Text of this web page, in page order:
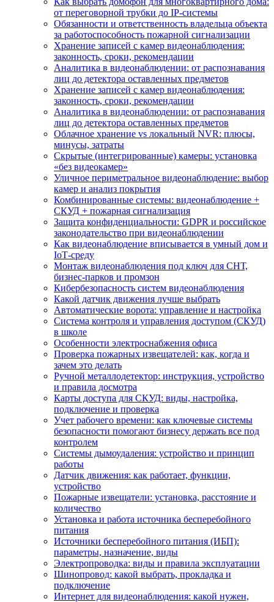
от переговорной трубки до IP-системы
Обязанности и ответственность владельца объекта
за работоспособность пожарной сигнализации
Хранение записей с камер видеонаблюдения:
законность, сроки, рекомендации
Аналитика в видеонаблюдении: от распознавания
лиц до детектора оставленных предметов
Хранение записей с камер видеонаблюдения:
законность, сроки, рекомендации
Аналитика в видеонаблюдении: от распознавания
лиц до детектора оставленных предметов
Облачное хранение vs локальный NVR: плюсы,
минусы, затраты
Скрытые (интегрированные) камеры: установка
«без видеокамер»
Уличное периметральное видеонаблюдение: выбор
камер и анализ покрытия
Комбинированные системы: видеонаблюдение +
СКУД + пожарная сигнализация
Защита конфиденциальности: GDPR и российское
законодательство при видеонаблюдении
Как видеонаблюдение вписывается в умный дом и
IoT‑среду
Монтаж видеонаблюдения под ключ для СНТ,
бизнес‑парков и промзон
Кибербезопасность систем видеонаблюдения
Какой датчик движения лучше выбрать
Автоматические ворота: управление и настройка
Система контроля и управления доступом (СКУД)
в школе
Особенности электроснабжения офиса
Проверка пожарных извещателей: как, когда и
зачем это делать
Ручной металлодетектор: инструкция, устройство
и правила досмотра
Карты доступа для СКУД: виды, настройка,
подключение и проверка
Учет рабочего времени: как ключевые системы
безопасности помогают бизнесу держать все под
контролем
Системы дымоудаления: устройство и принцип
работы
Датчик движения: как работает, функции,
устройство
Пожарные извещатели: установка, расстояние и
количество
Установка и работа источника бесперебойного
питания
Источники бесперебойного питания (ИБП):
параметры, назначение, виды
Электропроводка: виды и правила эксплуатации
Шинопровод: какой выбрать, прокладка и
подключение
Интернет для видеонаблюдения: какой нужен,